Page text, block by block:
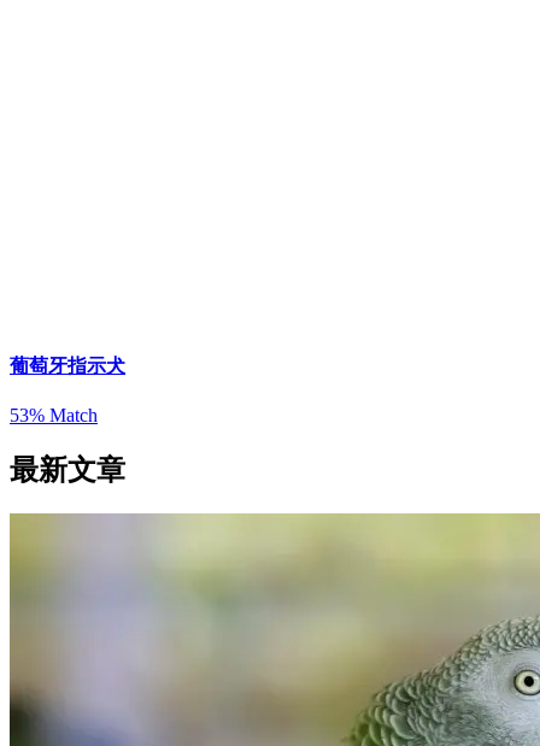
葡萄牙指示犬
53% Match
最新文章